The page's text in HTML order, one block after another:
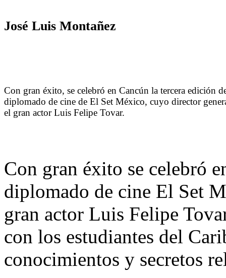
José Luis Montañez
Con gran éxito, se celebró en Cancún la tercera edición
diplomado de cine de El Set México, cuyo director
el gran actor Luis Felipe Tovar.
Con gran éxito se celebró
diplomado de cine El Set
gran actor Luis Felipe
con los estudiantes del
conocimientos y secretos